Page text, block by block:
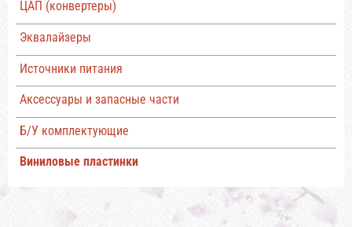
ЦАП (конвертеры)
Эквалайзеры
Источники питания
Аксессуары и запасные части
Б/У комплектующие
Виниловые пластинки